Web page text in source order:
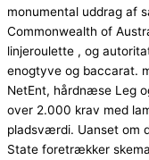
monumental uddrag af
Commonwealth of
linjeroulette , og
enogtyve og baccarat.
NetEnt, hårdnæse Leg
over 2.000 krav med
pladsværdi. Uanset om
State foretrækker